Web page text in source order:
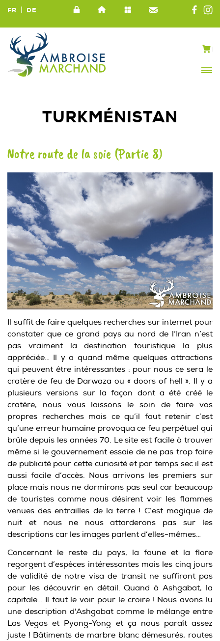
FR | DE
TURKMÉNISTAN
Notre route de la soie (Partie 8)
Il suffit de faire quelques recherches sur internet pour
constater que ce grand pays au nord de l’Iran n’est
pas vraiment la destination touristique la plus
appréciée… Il y a quand même quelques attractions
qui peuvent être intéressantes : pour nous ce sera le
cratère de feu de Darwaza ou « doors of hell ». Il y a
plusieurs versions sur la façon dont a été créé le
cratère, nous vous laissons le soin de faire vos
propres recherches mais ce qu’il faut retenir c’est
qu’une erreur humaine provoqua ce feu perpétuel qui
brûle depuis les années 70. Le site est facile à trouver
même si le gouvernement essaie de ne pas trop faire
de publicité pour cette curiosité et par temps sec il est
aussi facile d’accès. Nous arrivons les premiers sur
place mais nous ne dormirons pas seul car beaucoup
de touristes comme nous désirent voir les flammes
venues des entrailles de la terre ! C’est magique de
nuit et nous ne nous attarderons pas sur les
descriptions car les images parlent d’elles-mêmes…
Concernant le reste du pays, la faune et la flore
regorgent d’espèces intéressantes mais les cinq jours
de validité de notre visa de transit ne suffiront pas
pour les découvrir en détail. Quand à Ashgabat, la
capitale… Il faut le voir pour le croire ! Nous avons lu
une description d'Ashgabat comme le mélange entre
Las Vegas et Pyong-Yong et ça nous paraît assez
juste ! Bâtiments de marbre blanc démesurés, routes